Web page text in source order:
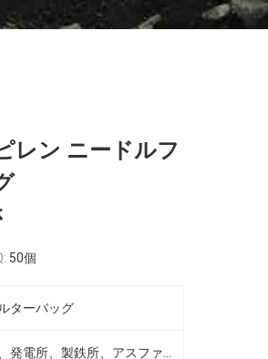
レン ニードルフ
50個
ターバッグ